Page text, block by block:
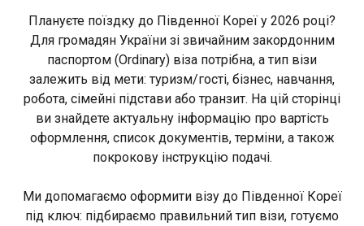
Плануєте поїздку до Південної Кореї у 2026 році?
Для громадян України зі звичайним закордонним
паспортом (Ordinary) віза потрібна, а тип візи
залежить від мети: туризм/гості, бізнес, навчання,
робота, сімейні підстави або транзит. На цій сторінці
ви знайдете актуальну інформацію про вартість
оформлення, список документів, терміни, а також
покрокову інструкцію подачі.
Ми допомагаємо оформити візу до Південної Кореї
під ключ: підбираємо правильний тип візи, готуємо